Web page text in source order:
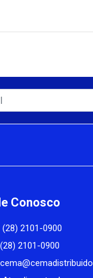
Conosco
(28) 2101-0900
(28) 2101-0900